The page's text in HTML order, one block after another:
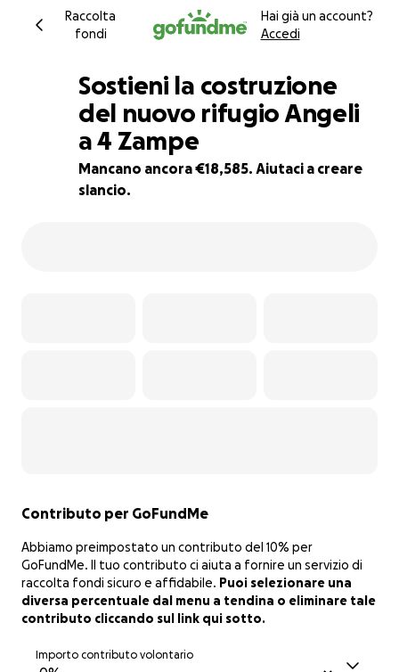
Raccolta
fondi
Hai già un account?
Accedi
7% complete
Sostieni la costruzione
del nuovo rifugio Angeli
a 4 Zampe
Mancano ancora €18,585. Aiutaci a creare
slancio.
Contributo per GoFundMe
Abbiamo preimpostato un contributo del 10% per
GoFundMe. Il tuo contributo ci aiuta a fornire un servizio di
raccolta fondi sicuro e affidabile. Puoi selezionare una
diversa percentuale dal menu a tendina o eliminare tale
contributo cliccando sul link qui sotto.
Importo contributo volontario